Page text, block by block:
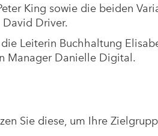
King sowie die beiden
David Driver.
Leiterin Buchhaltung
Manager Danielle Digital.
Sie diese, um Ihre